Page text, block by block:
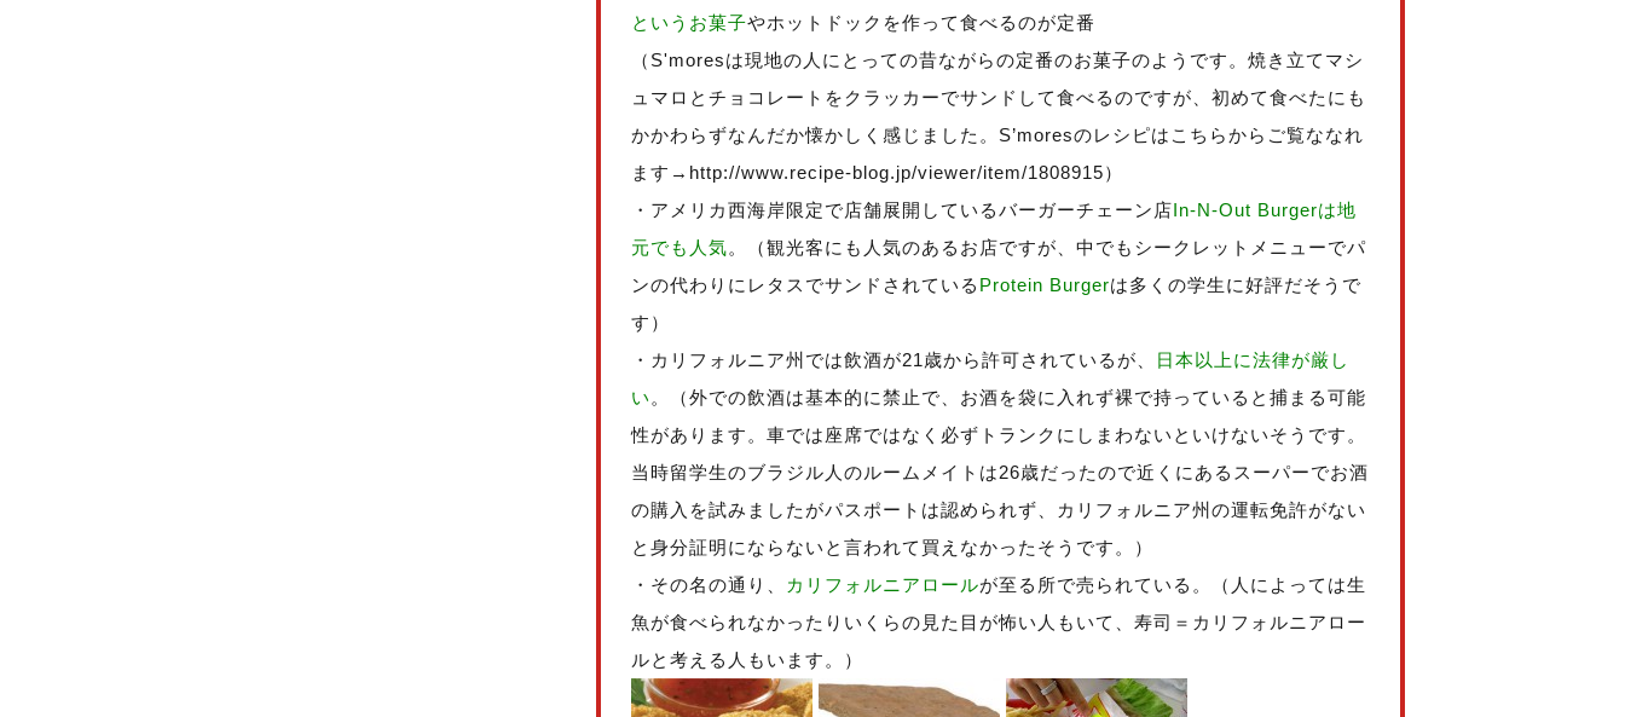
というお菓子やホットドックを作って食べるのが定番
（S'moresは現地の人にとっての昔ながらの定番のお菓子のようです。焼き立てマシ
ュマロとチョコレートをクラッカーでサンドして食べるのですが、初めて食べたにも
かかわらずなんだか懐かしく感じました。S’moresのレシピはこちらからご覧ななれ
ます→http://www.recipe-blog.jp/viewer/item/1808915）
・アメリカ西海岸限定で店舗展開しているバーガーチェーン店 In-N-Out Burgerは地
元でも人気。（観光客にも人気のあるお店ですが、中でもシークレットメニューでパ
ンの代わりにレタスでサンドされている Protein Burgerは多くの学生に好評だそうで
す）
・カリフォルニア州では飲酒が21歳から許可されているが、
日本以上に法律が厳し
い。（外での飲酒は基本的に禁止で、お酒を袋に入れず裸で持っていると捕まる可能
性があります。車では座席ではなく必ずトランクにしまわないといけないそうです。
当時留学生のブラジル人のルームメイトは26歳だったので近くにあるスーパーでお酒
の購入を試みましたがパスポートは認められず、カリフォルニア州の運転免許がない
と身分証明にならないと言われて買えなかったそうです。）
・その名の通り、
カリフォルニアロールが至る所で売られている。（人によっては生
魚が食べられなかったりいくらの見た目が怖い人もいて、寿司＝カリフォルニアロー
ルと考える人もいます。）